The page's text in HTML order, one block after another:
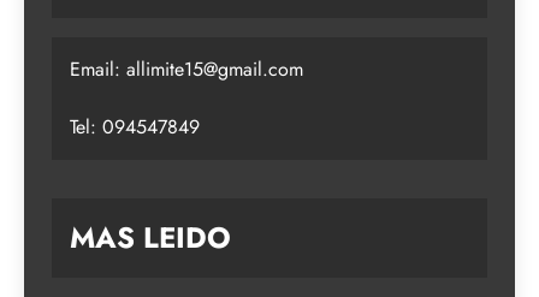
Email: allimite15@gmail.com
Tel: 094547849
MAS LEIDO